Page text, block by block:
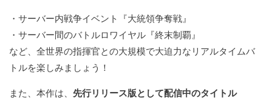
・サーバー内戦争イベント『大統領争奪戦』
・サーバー間のバトルロワイヤル『終末制覇』
など、全世界の指揮官との大規模で大迫力なリアルタイムバ
トルを楽しみましょう！
また、本作は、 先行リリース版として配信中のタイトル